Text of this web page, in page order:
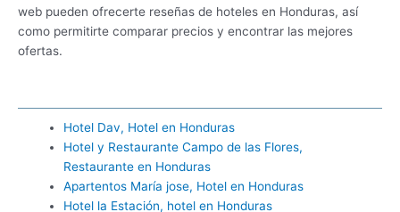
web pueden ofrecerte reseñas de hoteles en Honduras, así
como permitirte comparar precios y encontrar las mejores
ofertas.
Hotel Dav, Hotel en Honduras
Hotel y Restaurante Campo de las Flores,
Restaurante en Honduras
Apartentos María jose, Hotel en Honduras
Hotel la Estación, hotel en Honduras